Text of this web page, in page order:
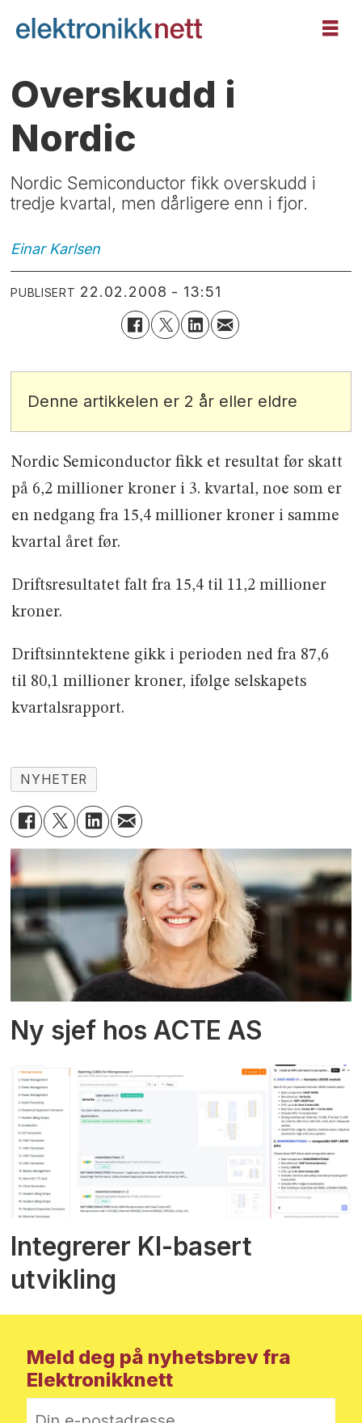
Overskudd i
Nordic
Nordic Semiconductor fikk overskudd i
tredje kvartal, men dårligere enn i fjor.
Einar Karlsen
PUBLISERT 22.02.2008 - 13:51
Denne artikkelen er 2 år eller eldre
Nordic Semiconductor fikk et resultat før skatt
på 6,2 millioner kroner i 3. kvartal, noe som er
en nedgang fra 15,4 millioner kroner i samme
kvartal året før.
Driftsresultatet falt fra 15,4 til 11,2 millioner
kroner.
Driftsinntektene gikk i perioden ned fra 87,6
til 80,1 millioner kroner, ifølge selskapets
kvartalsrapport.
NYHETER
Ny sjef hos ACTE AS
Integrerer KI-basert
utvikling
Meld deg på nyhetsbrev fra
Elektronikknett